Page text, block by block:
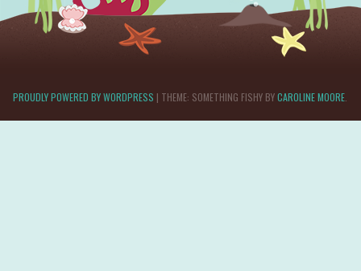
PROUDLY POWERED BY WORDPRESS | THEME: SOMETHING FISHY BYCAROLINE MOORE